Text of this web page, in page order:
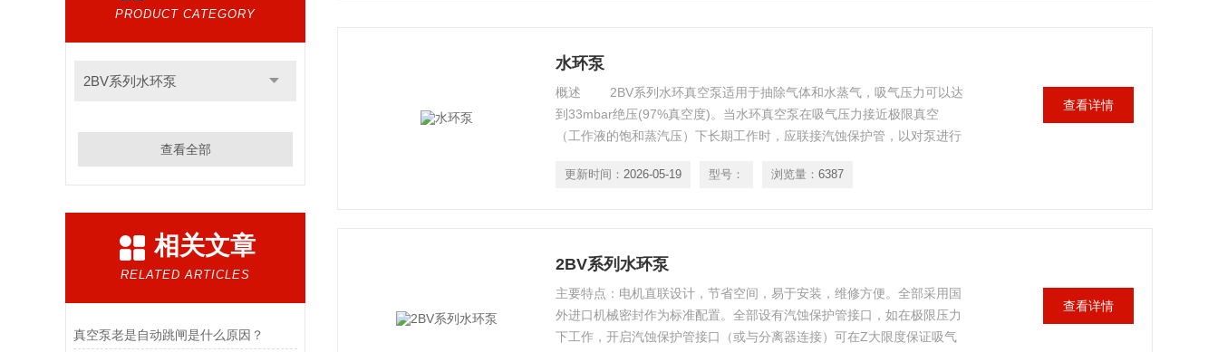
PRODUCT CATEGORY
2BV系列水环泵
查看全部
相关文章
RELATED ARTICLES
真空泵老是自动跳闸是什么原因？
水环泵
概述 2BV系列水环真空泵适用于抽除气体和水蒸气，吸气压力可以达
到33mbar绝压(97%真空度)。当水环真空泵在吸气压力接近极限真空
（工作液的饱和蒸汽压）下长期工作时，应联接汽蚀保护管，以对泵进行
空泵作为新一代节能型产品，其以出色的性能及众多优点将全面取代同性
更新时间： 2026-05-19 型号： 浏览量： 6387
查看详情
2BV系列水环泵
主要特点：电机直联设计，节省空间，易于安装，维修方便。全部采用国
外进口机械密封作为标准配置。全部设有汽蚀保护管接口，如在极限压力
下工作，开启汽蚀保护管接口（或与分离器连接）可在Z大限度保证吸气
查看详情